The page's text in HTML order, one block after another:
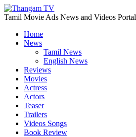
Tamil Movie Ads News and Videos Portal
Home
News
Tamil News
English News
Reviews
Movies
Actress
Actors
Teaser
Trailers
Videos Songs
Book Review